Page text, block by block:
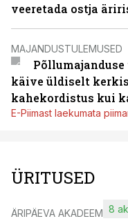
veeretada ostja
MAJANDUSTULEMUSED
käive üldiselt
kahekordistus kui
E-Piimast laekumata
ÜRITUSED
ÄRIPÄEVA AKADEEMIA8